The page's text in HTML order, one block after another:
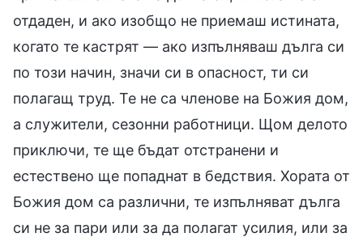
отдаден, и ако изобщо не приемаш истината,
когато те кастрят — ако изпълняваш дълга си
по този начин, значи си в опасност, ти си
полагащ труд. Те не са членове на Божия дом,
а служители, сезонни работници. Щом делото
приключи, те ще бъдат отстранени и
естествено ще попаднат в бедствия. Хората от
Божия дом са различни, те изпълняват дълга
си не за пари или за да полагат усилия, или за